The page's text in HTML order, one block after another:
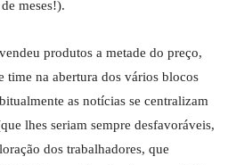
meses!).
produtos a metade do preço,
time na abertura dos vários blocos
as notícias se centralizam
lhes seriam sempre desfavoráveis,
dos trabalhadores, que